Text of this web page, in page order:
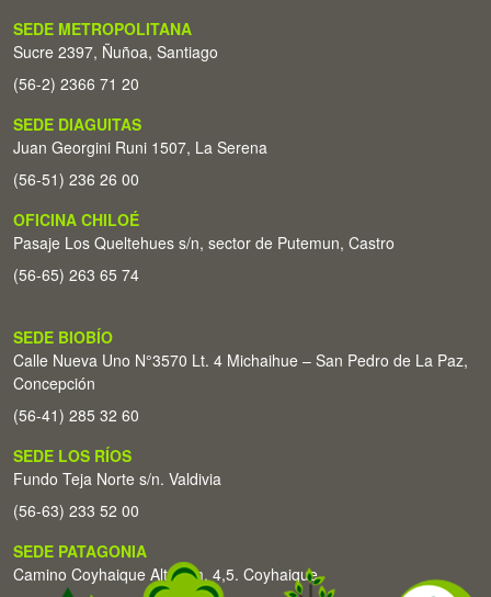
SEDE METROPOLITANA
Sucre 2397, Ñuñoa, Santiago
(56-2) 2366 71 20
SEDE DIAGUITAS
Juan Georgini Runi 1507, La Serena
(56-51) 236 26 00
OFICINA CHILOÉ
Pasaje Los Queltehues s/n, sector de Putemun, Castro
(56-65) 263 65 74
SEDE BIOBÍO
Calle Nueva Uno N°3570 Lt. 4 Michaihue – San Pedro de La Paz,
Concepción
(56-41) 285 32 60
SEDE LOS RÍOS
Fundo Teja Norte s/n. Valdivia
(56-63) 233 52 00
SEDE PATAGONIA
Camino Coyhaique Alto Km. 4,5. Coyhaique